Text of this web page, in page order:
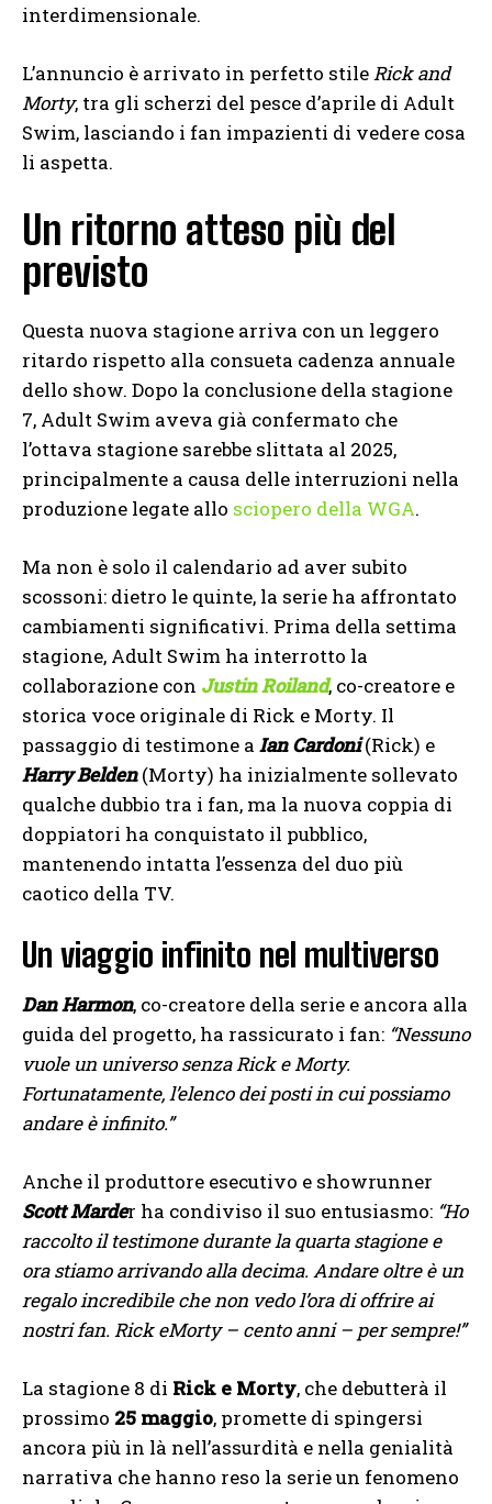
interdimensionale.
L’annuncio è arrivato in perfetto stileRick and
Morty, tra gli scherzi del pesce d’aprile di Adult
Swim, lasciando i fan impazienti di vedere cosa
li aspetta.
Un ritorno atteso più del
previsto
Questa nuova stagione arriva con un leggero
ritardo rispetto alla consueta cadenza annuale
dello show. Dopo la conclusione della stagione
7, Adult Swim aveva già confermato che
l’ottava stagione sarebbe slittata al 2025,
principalmente a causa delle interruzioni nella
produzione legate allo sciopero della WGA.
Ma non è solo il calendario ad aver subito
scossoni: dietro le quinte, la serie ha affrontato
cambiamenti significativi. Prima della settima
stagione, Adult Swim ha interrotto la
collaborazione con Justin Roiland, co-creatore e
storica voce originale di Rick e Morty. Il
passaggio di testimone a Ian Cardoni(Rick) e
Harry Belden(Morty) ha inizialmente sollevato
qualche dubbio tra i fan, ma la nuova coppia di
doppiatori ha conquistato il pubblico,
mantenendo intatta l’essenza del duo più
caotico della TV.
Un viaggio infinito nel multiverso
Dan Harmon, co-creatore della serie e ancora alla
guida del progetto, ha rassicurato i fan: “Nessuno
vuole un universo senza Rick e Morty.
Fortunatamente, l’elenco dei posti in cui possiamo
andare è infinito.”
Anche il produttore esecutivo e showrunner
Scott Marder ha condiviso il suo entusiasmo: “Ho
raccolto il testimone durante la quarta stagione e
ora stiamo arrivando alla decima. Andare oltre è un
regalo incredibile che non vedo l’ora di offrire ai
nostri fan. Rick eMorty – cento anni – per sempre!”
La stagione 8 di Rick e Morty, che debutterà il
prossimo 25 maggio, promette di spingersi
ancora più in là nell’assurdità e nella genialità
narrativa che hanno reso la serie un fenomeno